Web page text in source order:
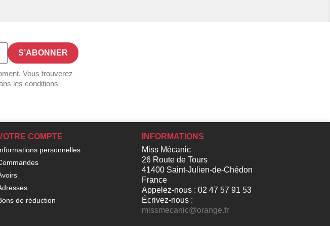
Vous trouverez
les conditions
COMPTE
personnelles
de réduction
INFORMATIONS
Miss Mécanic
26 Route de Tours
41400 Saint-Julien-de-Chédon
France
Appelez-nous : 02 47 57 91 53
Écrivez-nous :
missmecanic@orange.fr